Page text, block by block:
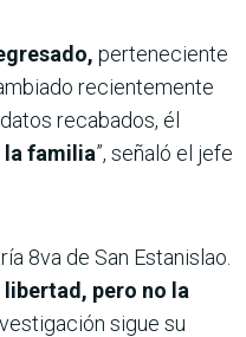
perteneciente
recientemente
recabados, él
la familia”, señaló el jefe
8va de San Estanislao.
libertad, pero no la
sigue su